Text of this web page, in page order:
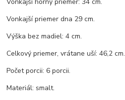
Vonkajší horný priemer: 34 cm.
Vonkajší priemer dna 29 cm.
Výška bez madiel: 4 cm.
Celkový priemer, vrátane uší: 46,2 cm.
Počet porcii: 6 porcii.
Materiál: smalt.